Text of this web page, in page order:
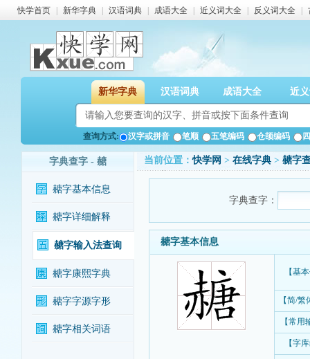
快学首页 新华字典 汉语词典 成语大全 近义词大全 反义词大全
新华字典 汉语词典 成语大全 近
查询方式: 汉字或拼音 笔顺 五笔编码 仓颉编码
字典查字 - 赯
赯字基本信息
赯字详细解释
赯字输入法查询
赯字康熙字典
赯字字源字形
赯字相关词语
当前位置：快学网 > 在线字典 > 赯字
字典查字：
赯字基本信息
【基
【简/
【常用
【字